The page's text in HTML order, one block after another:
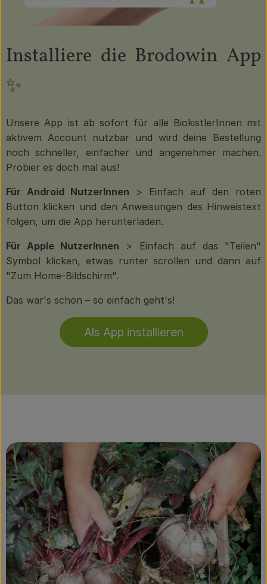
Installiere die Brodowin App
✨
Unsere App ist ab sofort für alle BiokistlerInnen mit
aktivem Account nutzbar und wird deine Bestellung
noch schneller, einfacher und angenehmer machen.
Probier es doch mal aus!
Für Android NutzerInnen > Einfach auf den roten
Button klicken und den Anweisungen des Hinweistext
folgen, um die App herunterladen.
Für Apple NutzerInnen > Einfach auf das "Teilen"
Symbol klicken, etwas runter scrollen und dann auf
"Zum Home-Bildschirm".
Das war's schon – so einfach geht's!
Als App installieren